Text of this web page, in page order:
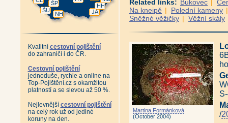
JA
HH
NH
ŠP
ŠU
Kvalitní cestovní pojištění
do zahraničí i do ČR.
Cestovní pojištění
jednoduše, rychle a online na
Top-Pojištění.cz s okamžitou
platností a se slevou až 50 %.
Nejlevnější cestovní pojištění
na celý rok už od jediné
koruny na den.
Related links: Bukovec |
Na kneipě | Polední kameny
Sněžné věžičky | Věžní skály
Martina Formánková
(October 2004)
/